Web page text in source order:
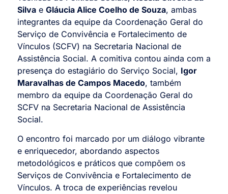
Silva e Gláucia Alice Coelho de Souza, ambas
integrantes da equipe da Coordenação Geral do
Serviço de Convivência e Fortalecimento de
Vínculos (SCFV) na Secretaria Nacional de
Assistência Social. A comitiva contou ainda com a
presença do estagiário do Serviço Social, Igor
Maravalhas de Campos Macedo, também
membro da equipe da Coordenação Geral do
SCFV na Secretaria Nacional de Assistência
Social.
O encontro foi marcado por um diálogo vibrante
e enriquecedor, abordando aspectos
metodológicos e práticos que compõem os
Serviços de Convivência e Fortalecimento de
Vínculos. A troca de experiências revelou